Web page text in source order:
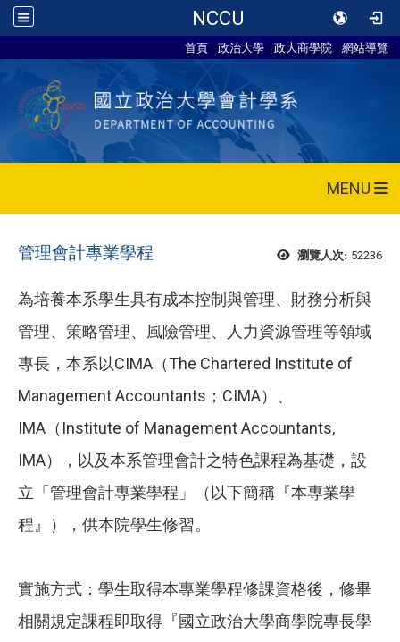
NCCU
首頁 政治大學 政大商學院 網站導覽
MENU
瀏覽人次: 52236
管理會計專業學程
為培養本系學生具有成本控制與管理、財務分析與
管理、策略管理、風險管理、人力資源管理等領域
專長，本系以CIMA（The Chartered Institute of
Management Accountants；CIMA）、
IMA（Institute of Management Accountants,
IMA），以及本系管理會計之特色課程為基礎，設
立「管理會計專業學程」（以下簡稱『本專業學
程』），供本院學生修習。
實施方式：學生取得本專業學程修課資格後，修畢
相關規定課程即取得『國立政治大學商學院專長學